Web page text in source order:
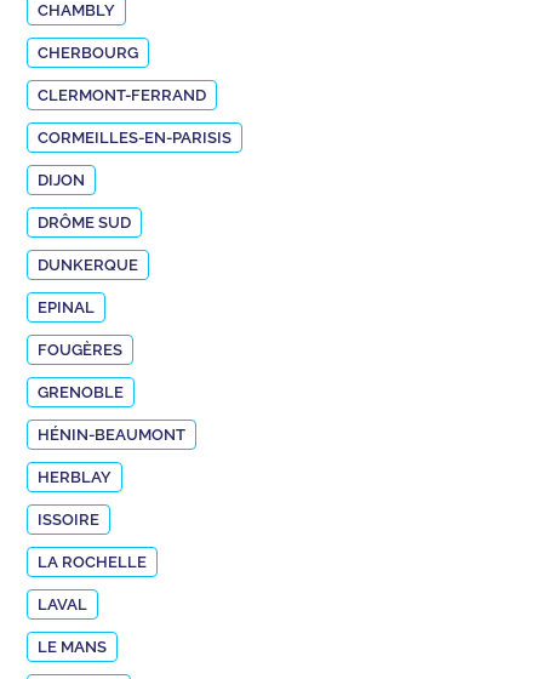
CHAMBLY
CHERBOURG
CLERMONT-FERRAND
CORMEILLES-EN-PARISIS
DIJON
DRÔME SUD
DUNKERQUE
EPINAL
FOUGÈRES
GRENOBLE
HÉNIN-BEAUMONT
HERBLAY
ISSOIRE
LA ROCHELLE
LAVAL
LE MANS